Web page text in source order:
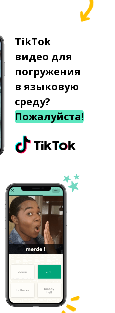
TikTok
видео для
погружения
в языковую
среду?
Пожалуйста!